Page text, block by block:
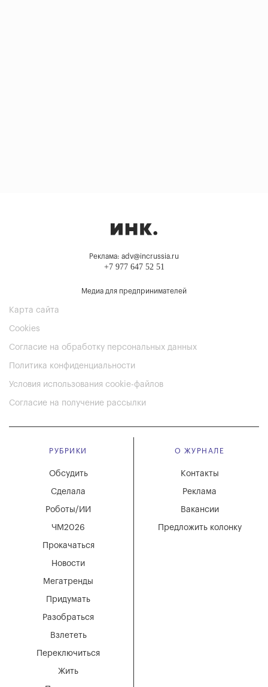
Реклама: adv@incrussia.ru
+7 977 647 52 51
Медиа для предпринимателей
Карта сайта
Cookies
Согласие на обработку персональных данных
Политика конфиденциальности
Условия использования cookie-файлов
Согласие на получение рассылки
РУБРИКИ
Мегатренды
Придумать
Разобраться
Взлететь
Новости
Переключиться
Жить
Обсудить
Сделала
Роботы/ИИ
ЧМ2026
Прокачаться
О ЖУРНАЛЕ
Вакансии
Реклама
Контакты
Предложить колонку